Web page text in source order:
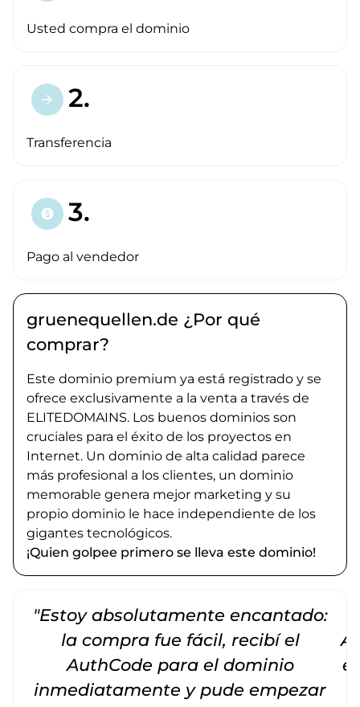
Usted compra el dominio
arrow_forward 2.
Transferencia
paid 3.
Pago al vendedor
gruenequellen.de ¿Por qué
comprar?
Este dominio premium ya está registrado y se
ofrece exclusivamente a la venta a través de
ELITEDOMAINS. Los buenos dominios son
cruciales para el éxito de los proyectos en
Internet. Un dominio de alta calidad parece
más profesional a los clientes, un dominio
memorable genera mejor marketing y su
propio dominio le hace independiente de los
gigantes tecnológicos.
¡Quien golpee primero se lleva este dominio!
"Estoy absolutamente encantado:
la compra fue fácil, recibí el
AuthCode para el dominio
inmediatamente y pude empezar